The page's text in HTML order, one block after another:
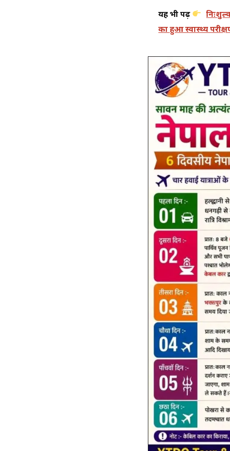
यह भी पढ़ें
का हुआ स्वास्थ्य